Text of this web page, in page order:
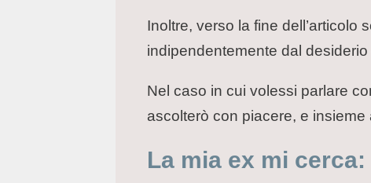
Inoltre, verso la fine dell’articolo
indipendentemente dal
Nel caso in cui volessi parlare
ascolterò con piacere, e
La mia ex mi